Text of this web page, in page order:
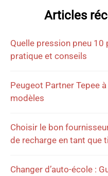
Articles
Quelle pression pneu
pratique et conseils
Peugeot Partner Tepee
modèles
Choisir le bon
de recharge en tant que
Changer d’auto-école :